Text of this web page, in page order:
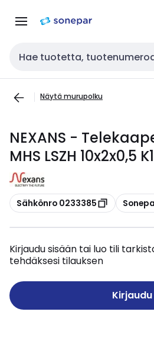
navigointiinsisältöön
Haku
Näytä murupolku
NEXANS -
MHS LSZH 10x2x0,5
Kopioi
Sähkönro 0233385 Kopioi
Kirjaudu sisään tai luo tili
tehdäksesi tilauksen
Kirjaudu